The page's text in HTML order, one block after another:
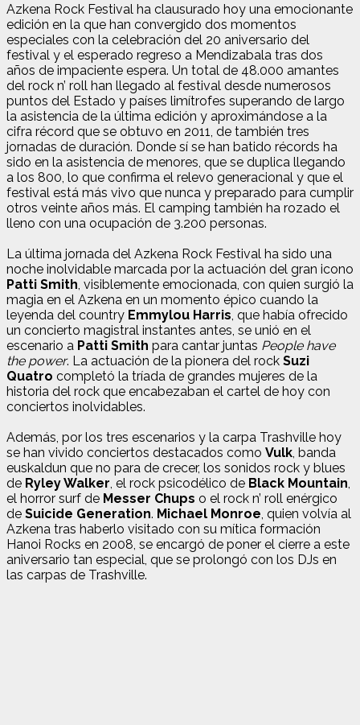
Azkena Rock Festival ha clausurado hoy una emocionante
edición en la que han convergido dos momentos
especiales con la celebración del 20 aniversario del
festival y el esperado regreso a Mendizabala tras dos
años de impaciente espera. Un total de 48.000 amantes
del rock n’ roll han llegado al festival desde numerosos
puntos del Estado y países limítrofes superando de largo
la asistencia de la última edición y aproximándose a la
cifra récord que se obtuvo en 2011, de también tres
jornadas de duración. Donde sí se han batido récords ha
sido en la asistencia de menores, que se duplica llegando
a los 800, lo que confirma el relevo generacional y que el
festival está más vivo que nunca y preparado para cumplir
otros veinte años más. El camping también ha rozado el
lleno con una ocupación de 3.200 personas.
La última jornada del Azkena Rock Festival ha sido una
noche inolvidable marcada por la actuación del gran icono
Patti Smith, visiblemente emocionada, con quien surgió la
magia en el Azkena en un momento épico cuando la
leyenda del country Emmylou Harris, que había ofrecido
un concierto magistral instantes antes, se unió en el
escenario a Patti Smith para cantar juntas People have
the power. La actuación de la pionera del rock Suzi
Quatro completó la tríada de grandes mujeres de la
historia del rock que encabezaban el cartel de hoy con
conciertos inolvidables.
Además, por los tres escenarios y la carpa Trashville hoy
se han vivido conciertos destacados como Vulk, banda
euskaldun que no para de crecer, los sonidos rock y blues
de Ryley Walker, el rock psicodélico de Black Mountain,
el horror surf de Messer Chups o el rock n’ roll enérgico
de Suicide Generation. Michael Monroe, quien volvía al
Azkena tras haberlo visitado con su mítica formación
Hanoi Rocks en 2008, se encargó de poner el cierre a este
aniversario tan especial, que se prolongó con los DJs en
las carpas de Trashville.